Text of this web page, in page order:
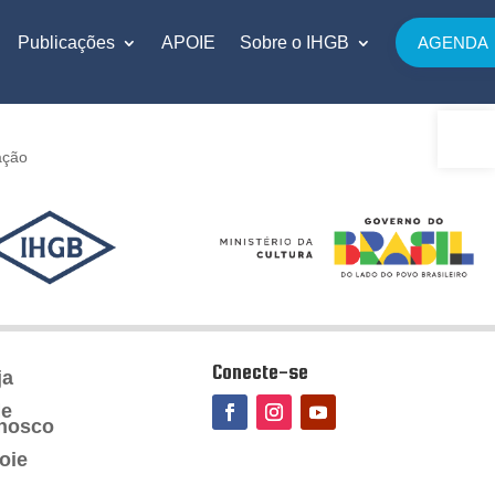
Publicações APOIE Sobre o IHGB AGENDA
Conecte-se